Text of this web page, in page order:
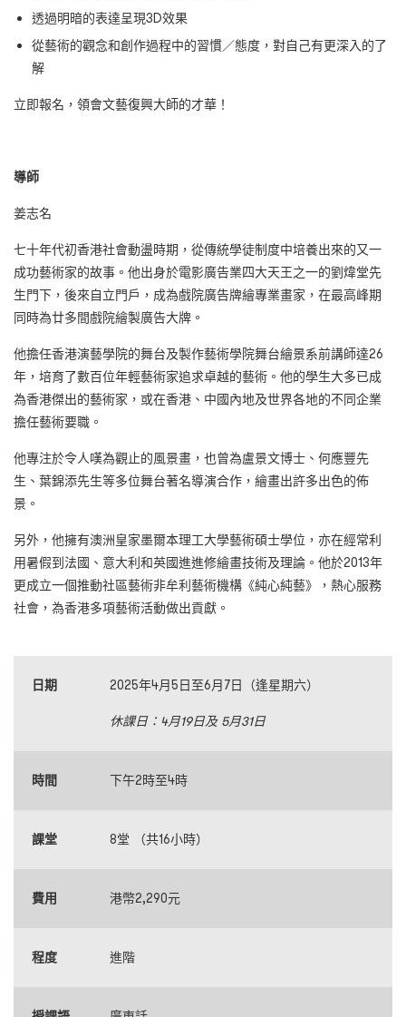
透過明暗的表達呈現3D效果
從藝術的觀念和創作過程中的習慣／態度，對自己有更深入的了
解
立即報名，領會文藝復興大師的才華！
導師
姜志名
七十年代初香港社會動盪時期，從傳統學徒制度中培養出來的又一
成功藝術家的故事。他出身於電影廣告業四大天王之一的劉煒堂先
生門下，後來自立門戶，成為戲院廣告牌繪專業畫家，在最高峰期
同時為廿多間戲院繪製廣告大牌。
他擔任香港演藝學院的舞台及製作藝術學院舞台繪景系前講師達26
年，培育了數百位年輕藝術家追求卓越的藝術。他的學生大多已成
為香港傑出的藝術家，或在香港、中國內地及世界各地的不同企業
擔任藝術要職。
他專注於令人嘆為觀止的風景畫，也曾為盧景文博士、何應豐先
生、葉錦添先生等多位舞台著名導演合作，繪畫出許多出色的佈
景。
另外，他擁有澳洲皇家墨爾本理工大學藝術碩士學位，亦在經常利
用暑假到法國、意大利和英國進進修繪畫技術及理論。他於2013年
更成立一個推動社區藝術非牟利藝術機構《純心純藝》，熱心服務
社會，為香港多項藝術活動做出貢獻。
日期 2025年4月5日至6月7日（逢星期六）
休課日： 4月19日及5月31日
時間 下午2時至4時
課堂 8堂 （共16小時）
費用 港幣2,290元
程度 進階